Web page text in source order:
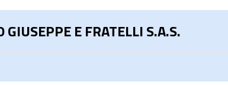
E FRATELLI S.A.S.